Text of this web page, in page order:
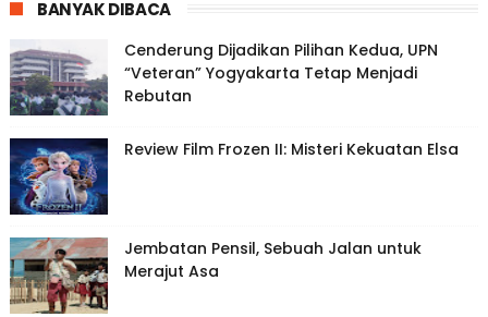
BANYAK DIBACA
Cenderung Dijadikan Pilihan Kedua, UPN
“Veteran” Yogyakarta Tetap Menjadi
Rebutan
Review Film Frozen II: Misteri Kekuatan Elsa
Jembatan Pensil, Sebuah Jalan untuk
Merajut Asa